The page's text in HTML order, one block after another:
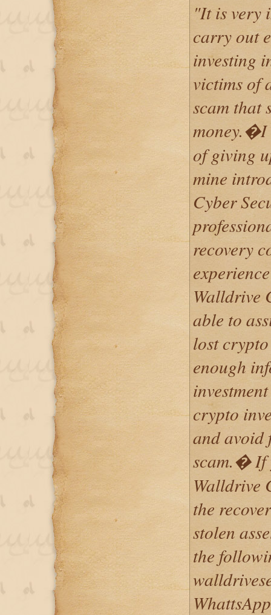
"It is very
carry out
investing
victims of
scam that
money.�I
of giving
mine
Cyber
recovery
Walldrive
able to
lost
enough
crypto
and avoid
scam.� If
Walldrive
the
stolen
the